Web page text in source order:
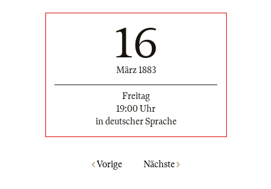
16
März 1883
Freitag
19:00 Uhr
in deutscher Sprache
Vorige Nächste